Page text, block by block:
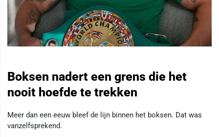
Boksen nadert een grens die het
nooit hoefde te trekken
Meer dan een eeuw bleef de lijn binnen het boksen. Dat was
vanzelfsprekend.